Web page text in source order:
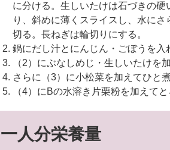
に分ける。生しいたけは石づきの
り、斜めに薄くスライスし、水に
切る。長ねぎは輪切りにする。
鍋にだし汁とにんじん・ごぼうを入
（2）にぶなしめじ・生しいたけを
さらに（3）に小松菜を加えてひと
（4）にBの水溶き片栗粉を加えて
一人分栄養量